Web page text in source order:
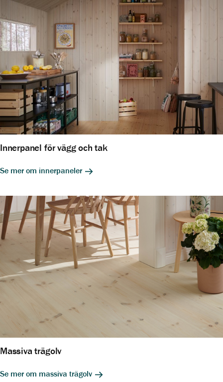
Innerpanel för vägg och tak
Se mer om innerpaneler
Massiva trägolv
Se mer om massiva trägolv